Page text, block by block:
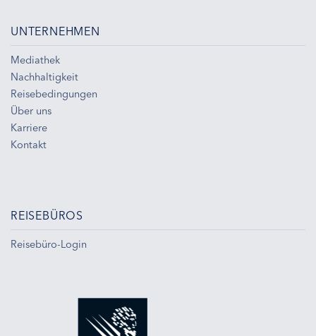
UNTERNEHMEN
Mediathek
Nachhaltigkeit
Reisebedingungen
Über uns
Karriere
Kontakt
REISEBÜROS
Reisebüro-Login